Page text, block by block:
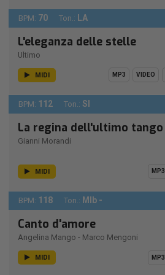
BPM: 70 Ton.: LA
L'eleganza delle stelle
Ultimo
MIDI MP3 VIDEO
BPM: 112 Ton.: SI
La regina dell'ultimo tango
Gianni Morandi
MIDI MP3
BPM: 118 Ton.: MIb -
Canto d'amore
Angelina Mango - Marco Mengoni
MIDI MP3